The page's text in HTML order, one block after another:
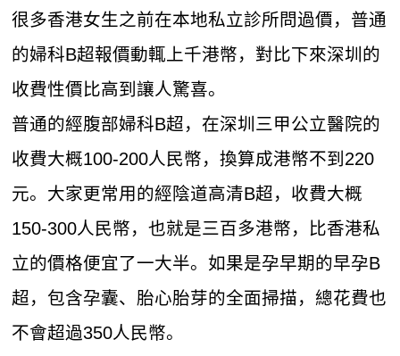
很多香港女生之前在本地私立診所問過價，普通
的婦科B超報價動輒上千港幣，對比下來深圳的
收費性價比高到讓人驚喜。
普通的經腹部婦科B超，在深圳三甲公立醫院的
收費大概100-200人民幣，換算成港幣不到220
元。大家更常用的經陰道高清B超，收費大概
150-300人民幣，也就是三百多港幣，比香港私
立的價格便宜了一大半。如果是孕早期的早孕B
超，包含孕囊、胎心胎芽的全面掃描，總花費也
不會超過350人民幣。